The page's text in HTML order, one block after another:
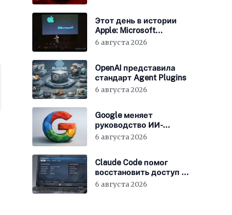
Этот день в истории
Apple: Microsoft
инвестирует в Apple
6 августа 2026
OpenAI представила
стандарт Agent Plugins
6 августа 2026
Google меняет
руководство ИИ-
направления
6 августа 2026
Claude Code помог
восстановить доступ к
BIOS ноутбука
6 августа 2026